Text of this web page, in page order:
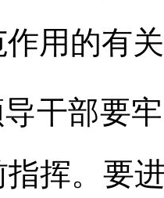
用的有
干部要
挥。要